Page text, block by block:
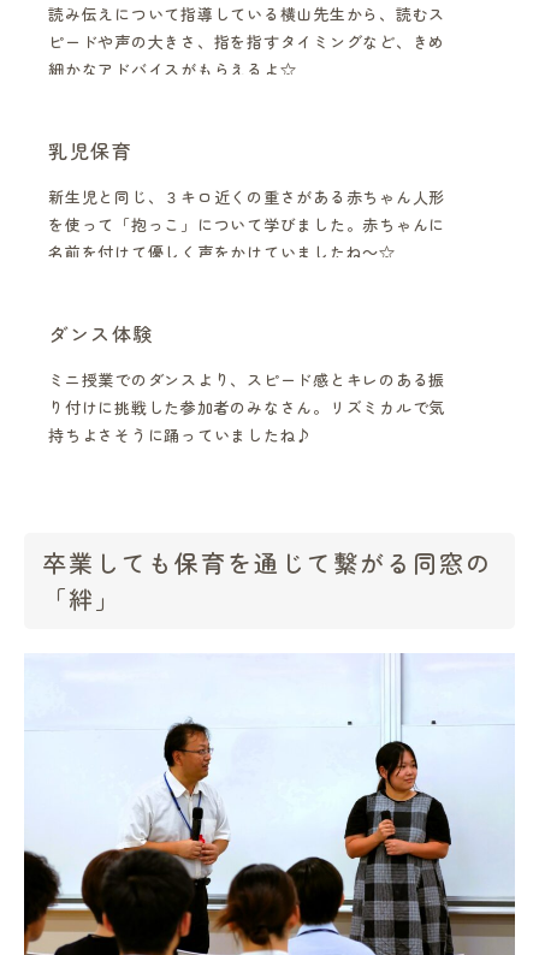
読み伝えについて指導している横山先生から、読むス
ピードや声の大きさ、指を指すタイミングなど、きめ
細かなアドバイスがもらえるよ☆
乳児保育
新生児と同じ、３キロ近くの重さがある赤ちゃん人形
を使って「抱っこ」について学びました。赤ちゃんに
名前を付けて優しく声をかけていましたね～☆
ダンス体験
ミニ授業でのダンスより、スピード感とキレのある振
り付けに挑戦した参加者のみなさん。リズミカルで気
持ちよさそうに踊っていましたね♪
卒業しても保育を通じて繋がる同窓の
「絆」